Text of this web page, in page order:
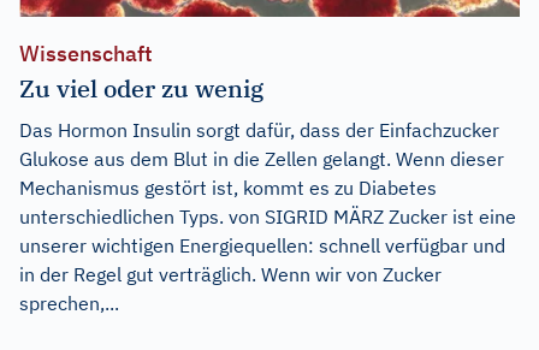
Wissenschaft
Zu viel oder zu wenig
Das Hormon Insulin sorgt dafür, dass der Einfachzucker
Glukose aus dem Blut in die Zellen gelangt. Wenn dieser
Mechanismus gestört ist, kommt es zu Diabetes
unterschiedlichen Typs. von SIGRID MÄRZ Zucker ist eine
unserer wichtigen Energiequellen: schnell verfügbar und
in der Regel gut verträglich. Wenn wir von Zucker
sprechen,...